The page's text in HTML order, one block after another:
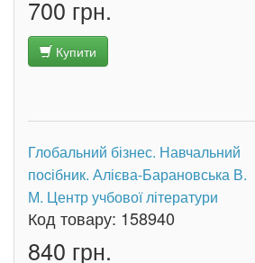
700 грн.
Купити
Глобальний бізнес. Навчальний
поcібник. Алієва-Барановська В.
М. Центр учбової літератури
Код товару: 158940
840 грн.